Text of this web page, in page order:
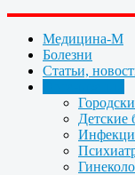
Медицина-М
Болезни
Статьи,
Детские